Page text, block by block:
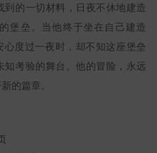
到的一切材料，日夜不休地建造
堡垒。当他终于坐在自己建造
心度过一夜时，却不知这座堡垒
知考验的舞台。他的冒险，永远
的篇章。